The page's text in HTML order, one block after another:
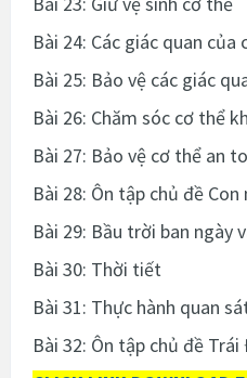
Bài 24: Các giác quan của
Bài 25: Bảo vệ các giác
Bài 26: Chăm sóc cơ thể
Bài 27: Bảo vệ cơ thể an
Bài 28: Ôn tập chủ đề
Bài 29: Bầu trời ban ngày
Bài 30: Thời tiết
Bài 31: Thực hành quan
Bài 32: Ôn tập chủ đề